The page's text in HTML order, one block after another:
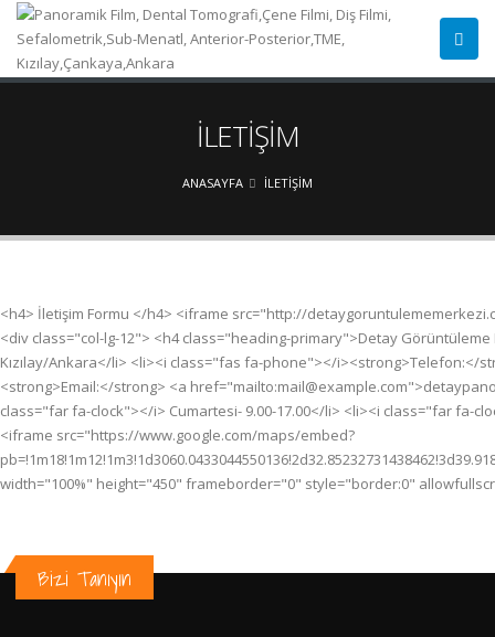
İLETİŞİM
ANASAYFA İLETİŞİM
<h4> İletişim Formu </h4> <iframe src="http://
<div class="col-lg-12"> <h4 class="heading-primary">Detay
Kızılay/Ankara</li> <li><i class="fas fa-phone"></i><strong>Telefon:</
<strong>Email:</strong> <a
class="far fa-clock"></i> Cumartesi- 9.00-17.00</li> <li><i class="far fa-
<iframe src="https://www.google.com/maps/embed?
width="100%" height="450" frameborder="0" style="border:0"
Bizi Tanıyın